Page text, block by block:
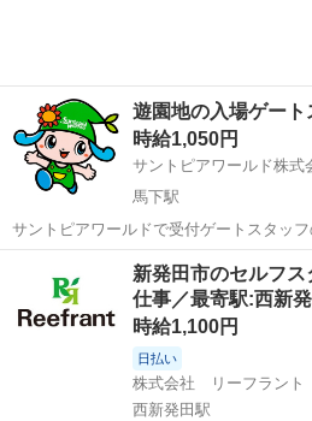
遊園地の入場ゲート
時給1,050円
サントピアワールド株式
馬下駅
サントピアワールドで受付ゲートスタッフの募集
は・・・ ・チケット販売 ・チケットもぎ
装着 などです！ アルバイト,パート ◎マイカー通勤OK ◎無料駐車場
あり 未経験スタート...
阿賀野市 馬下駅
新発田市のセルフ
仕事／最寄駅:西新
時給1,100円
日払い
株式会社 リーフラント
西新発田駅